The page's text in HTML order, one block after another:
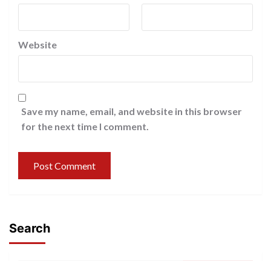
Website
Save my name, email, and website in this browser
for the next time I comment.
Search